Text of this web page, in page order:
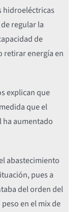
hidroeléctricas
regular la
de
retirar energía en
explican que
que el
ha aumentado
abastecimiento
pues a
del orden del
en el mix de